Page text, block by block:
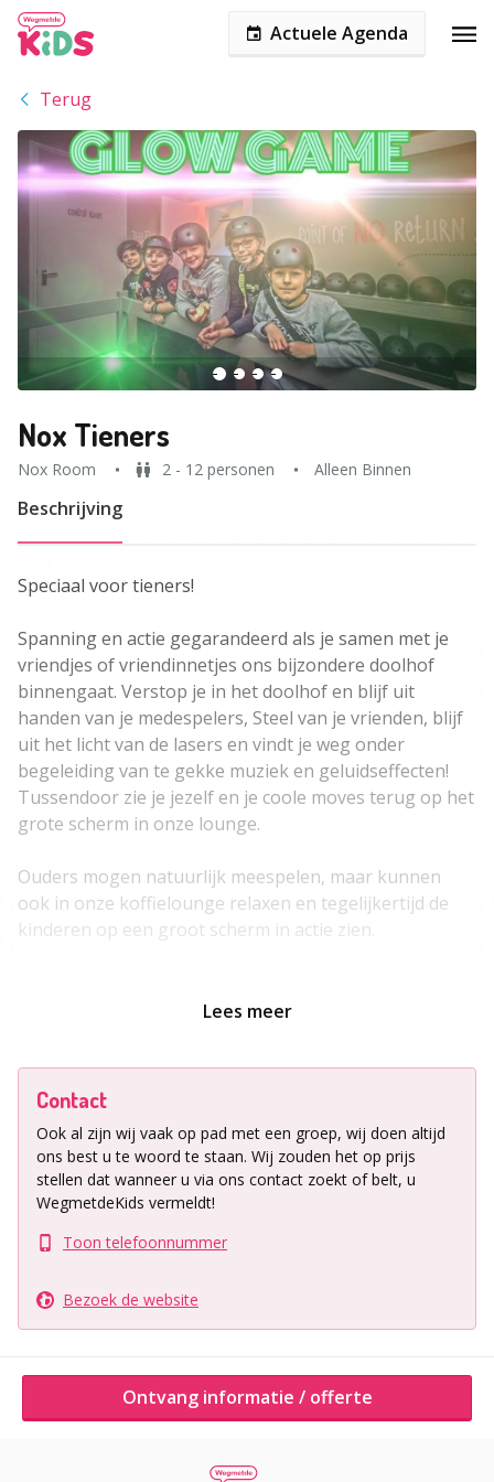
Actuele Agenda
Terug
Nox Tieners
Nox Room 2 - 12 personen Alleen Binnen
Beschrijving
Speciaal voor tieners!
Spanning en actie gegarandeerd als je samen met je
vriendjes of vriendinnetjes ons bijzondere doolhof
binnengaat. Verstop je in het doolhof en blijf uit
handen van je medespelers, Steel van je vrienden, blijf
uit het licht van de lasers en vindt je weg onder
begeleiding van te gekke muziek en geluidseffecten!
Tussendoor zie je jezelf en je coole moves terug op het
grote scherm in onze lounge.
Ouders mogen natuurlijk meespelen, maar kunnen
ook in onze koffielounge relaxen en tegelijkertijd de
kinderen op een groot scherm in actie zien.
Andere activiteiten van dit bedrijf
Space Jungle
Lees meer
Contact
Ook al zijn wij vaak op pad met een groep, wij doen altijd
ons best u te woord te staan. Wij zouden het op prijs
stellen dat wanneer u via ons contact zoekt of belt, u
WegmetdeKids vermeldt!
Toon telefoonnummer
Bezoek de website
Ontvang informatie / offerte